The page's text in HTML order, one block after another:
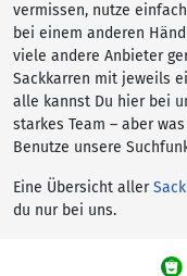
vermissen, nutze
bei einem anderen
viele andere Anbieter
Sackkarren mit jeweils
alle kannst Du hier bei
starkes Team – aber
Benutze unsere
Eine Übersicht aller
du nur bei uns.